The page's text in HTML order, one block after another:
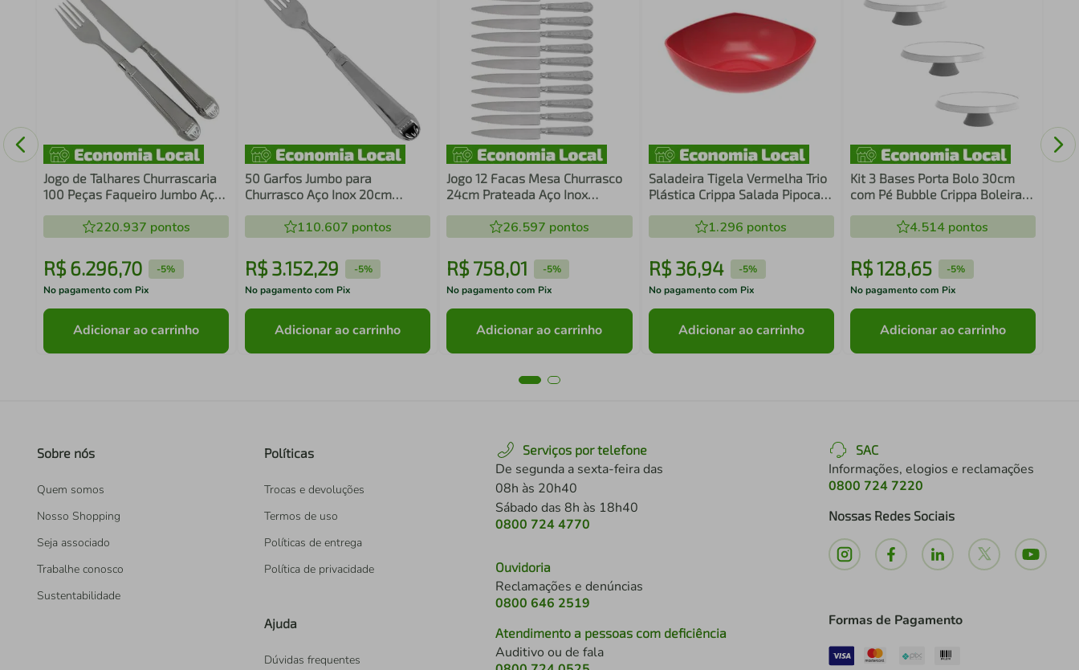
Jogo de Talhares Churrascaria
100 Peças Faqueiro Jumbo Aço
220.937 pontos
R$ 6.296,70 -5%
No pagamento com Pix
Adicionar ao carrinho
50 Garfos Jumbo para
Churrasco Aço Inox 20cm
Robusto 110.607 pontos
R$ 3.152,29 -5%
No pagamento com Pix
Adicionar ao carrinho
Jogo 12 Facas Mesa Churrasco
24cm Prateada Aço Inox
26.597 pontos
R$758,01 -5%
No pagamento com Pix
Adicionar ao carrinho
Saladeira Tigela Vermelha Trio
Plástica Crippa Salada Pipoca
1.296 pontos
R$ 36,94 -5%
No pagamento com Pix
Adicionar ao carrinho
Kit 3 Bases Porta Bolo 30cm
com Pé Bubble Crippa Boleira
4.514 pontos
R$128,65 -5%
No pagamento com Pix
Adicionar ao carrinho
Sobre nós
Quem somos
Nosso Shopping
Seja associado
Trabalhe conosco
Sustentabilidade
Políticas
Trocas e devoluções
Termos de uso
Políticas de entrega
Política de privacidade
Ajuda
Dúvidas frequentes
Serviços por telefone
De segunda a sexta-feira das
08h às 20h40
Sábado das 8h às 18h40
0800 724 4770
Ouvidoria
Reclamações e denúncias
0800 646 2519
Atendimento a pessoas com deficiência
Auditivo ou de fala
SAC
Informações, elogios e reclamações
0800 724 7220
Nossas Redes Sociais
Formas de Pagamento